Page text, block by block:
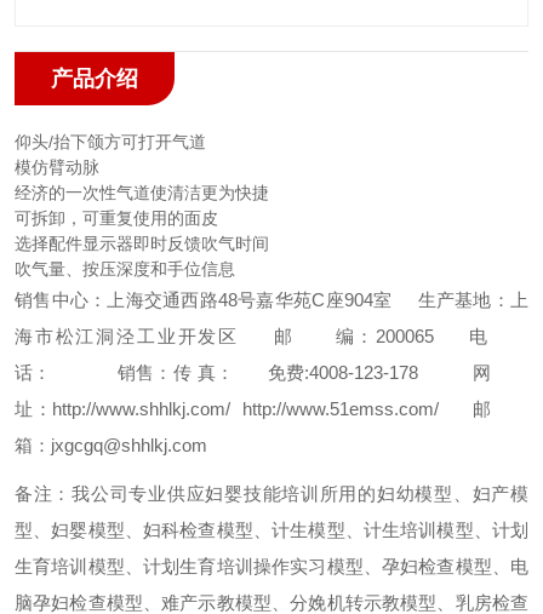
产品介绍
仰头/抬下颌方可打开气道
模仿臂动脉
经济的一次性气道使清洁更为快捷
可拆卸，可重复使用的面皮
选择配件显示器即时反馈吹气时间
吹气量、按压深度和手位信息
销售中心：上海交通西路48号嘉华苑C座904室 生产基地：上
海市松江洞泾工业开发区 邮 编：200065 电
话：
销售： 传 真： 免费:4008-123-178
网
址：http://www.shhlkj.com/ http://www.51emss.com/ 邮
箱：jxgcgq@shhlkj.com
备注：我公司专业供应妇婴技能培训所用的妇幼模型、妇产模
型、妇婴模型、妇科检查模型、计生模型、计生培训模型、计划
生育培训模型、计划生育培训操作实习模型、孕妇检查模型、电
脑孕妇检查模型、难产示教模型、分娩机转示教模型、乳房检查